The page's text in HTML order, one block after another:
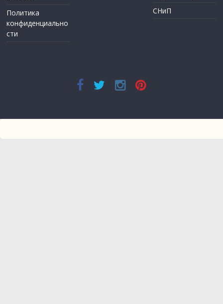
Политика
конфиденциально
сти
СНиП